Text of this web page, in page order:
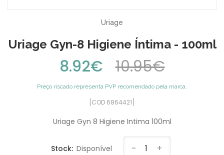
Uriage
Uriage Gyn-8 Higiene Íntima - 100ml
8.92€ 10.95€
Preço riscado representa PVP recomendado pela marca.
[COD 6864421]
Uriage Gyn 8 Higiene Intima 100ml
Stock: Disponível - 1 +